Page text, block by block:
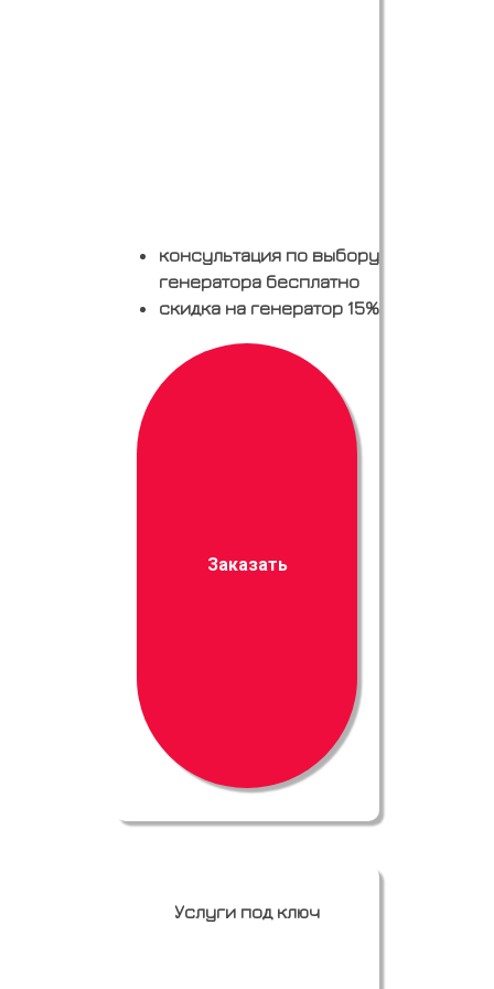
консультация по выбору
генератора бесплатно
скидка на генератор 15%
Заказать
Услуги под ключ